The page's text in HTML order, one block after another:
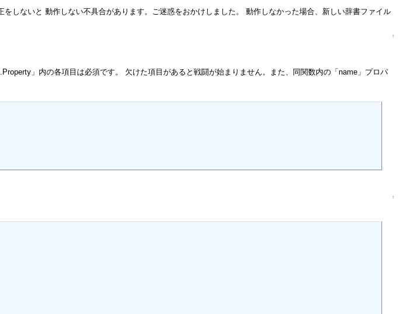
しないと 動作しない不具合があります。ご迷惑をおかけしました。 動作しなかった場合、新しい辞書ファイル
↑
」内の各項目は必須です。 欠けた項目があると戦闘が始まりません。また、同関数内の「name」プロパ
↑